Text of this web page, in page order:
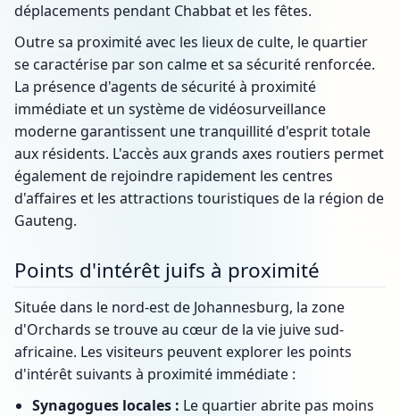
déplacements pendant Chabbat et les fêtes.
Outre sa proximité avec les lieux de culte, le quartier
se caractérise par son calme et sa sécurité renforcée.
La présence d'agents de sécurité à proximité
immédiate et un système de vidéosurveillance
moderne garantissent une tranquillité d'esprit totale
aux résidents. L'accès aux grands axes routiers permet
également de rejoindre rapidement les centres
d'affaires et les attractions touristiques de la région de
Gauteng.
Points d'intérêt juifs à proximité
Située dans le nord-est de Johannesburg, la zone
d'Orchards se trouve au cœur de la vie juive sud-
africaine. Les visiteurs peuvent explorer les points
d'intérêt suivants à proximité immédiate :
Synagogues locales : Le quartier abrite pas moins